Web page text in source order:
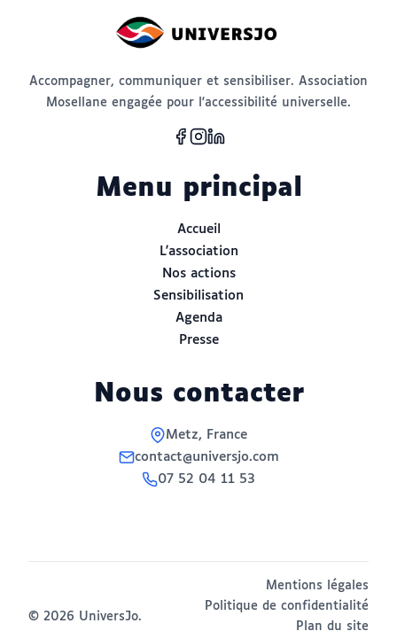
Accompagner, communiquer et sensibiliser. Association
Mosellane engagée pour l'accessibilité universelle.
Menu principal
Accueil
L'association
Nos actions
Sensibilisation
Agenda
Presse
Nous contacter
Metz, France
contact@universjo.com
07 52 04 11 53
© 2026 UniversJo.
Mentions légales
Politique de confidentialité
Plan du site